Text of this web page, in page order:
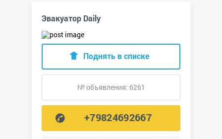
Эвакуатор Daily
Поднять в списке
№ объявления: 6261
+79824692667